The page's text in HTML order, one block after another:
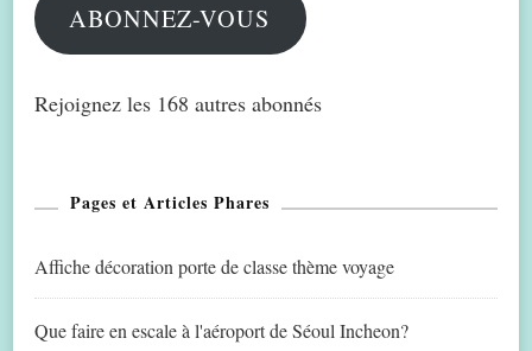
ABONNEZ-VOUS
Rejoignez les 168 autres abonnés
Pages et Articles Phares
Affiche décoration porte de classe thème voyage
Que faire en escale à l'aéroport de Séoul Incheon?